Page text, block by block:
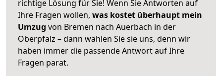
richtige Lösung für Sie! Wenn Sie Antworten auf
Ihre Fragen wollen, was kostet überhaupt mein
Umzug von Bremen nach Auerbach in der
Oberpfalz – dann wählen Sie sie uns, denn wir
haben immer die passende Antwort auf Ihre
Fragen parat.